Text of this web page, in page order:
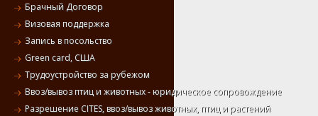
Брачный Договор
Визовая поддержка
Запись в посольство
Green card, США
Трудоустройство за рубежом
Ввоз/вывоз птиц и животных - юридическое сопровождение
Разрешение CITES, ввоз/вывоз животных, птиц и растений